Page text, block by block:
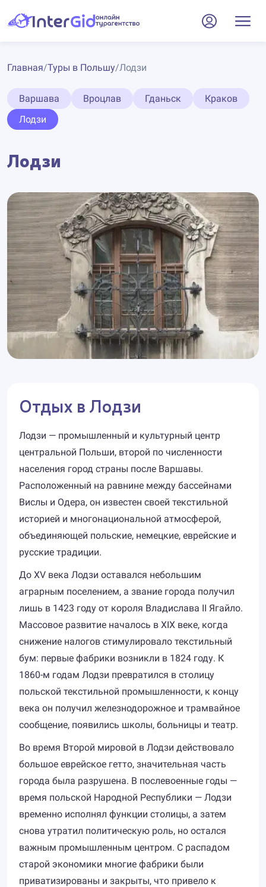
Главная/Туры в Польшу/Лодзи
Варшава Вроцлав Гданьск
Краков
Лодзи
Лодзи
Отдых в Лодзи
Лодзи — промышленный и культурный центр
центральной Польши, второй по численности
населения город страны после Варшавы.
Расположенный на равнине между бассейнами
Вислы и Одера, он известен своей текстильной
историей и многонациональной атмосферой,
объединяющей польские, немецкие, еврейские и
русские традиции.
До XV века Лодзи оставался небольшим
аграрным поселением, а звание города получил
лишь в 1423 году от короля Владислава II Ягайло.
Массовое развитие началось в XIX веке, когда
снижение налогов стимулировало текстильный
бум: первые фабрики возникли в 1824 году. К
1860-м годам Лодзи превратился в столицу
польской текстильной промышленности, к концу
века он получил железнодорожное и трамвайное
сообщение, появились школы, больницы и театр.
Во время Второй мировой в Лодзи действовало
большое еврейское гетто, значительная часть
города была разрушена. В послевоенные годы —
время польской Народной Республики — Лодзи
временно исполнял функции столицы, а затем
снова утратил политическую роль, но остался
важным промышленным центром. С распадом
старой экономики многие фабрики были
приватизированы и закрыты, что привело к